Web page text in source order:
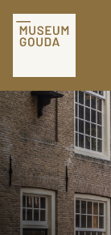
Tickets
Plan je
Te zien en
Collectie